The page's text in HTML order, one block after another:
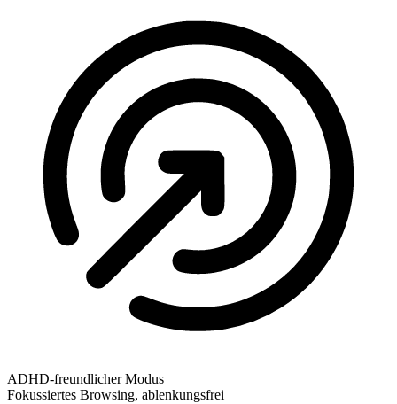
ADHD-freundlicher Modus
Fokussiertes Browsing, ablenkungsfrei